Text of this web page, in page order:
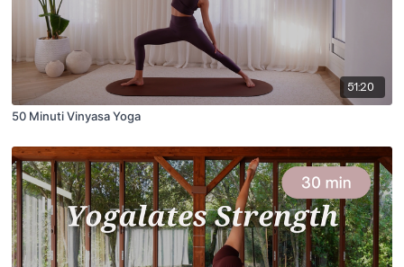
51:20
50 Minuti Vinyasa Yoga